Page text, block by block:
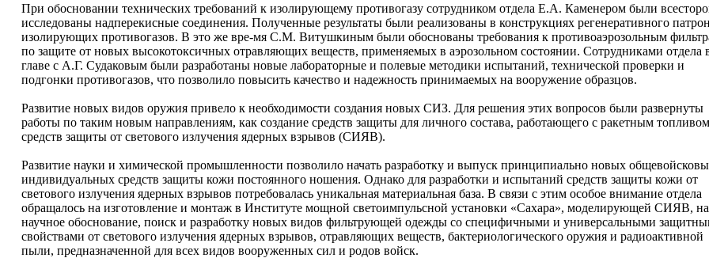
При обосновании технических требований к изолирующему противогазу сотрудником отдела Е.А. Каменером были
исследованы надперекисные соединения. Полученные результаты были реализованы в конструкциях регенеративного
изолирующих противогазов. В это же вре-мя С.М. Витушкиным были обоснованы требования к противоаэрозольным
по защите от новых высокотоксичных отравляющих веществ, применяемых в аэрозольном состоянии. Сотрудниками отдела
главе с А.Г. Судаковым были разработаны новые лабораторные и полевые методики испытаний, технической проверки и
подгонки противогазов, что позволило повысить качество и надежность принимаемых на вооружение образцов.
Развитие новых видов оружия привело к необходимости создания новых СИЗ. Для решения этих вопросов были развернуты
работы по таким новым направлениям, как создание средств защиты для личного состава, работающего с ракетным
средств защиты от светового излучения ядерных взрывов (СИЯВ).
Развитие науки и химической промышленности позволило начать разработку и выпуск принципиально новых
индивидуальных средств защиты кожи постоянного ношения. Однако для разработки и испытаний средств защиты кожи от
светового излучения ядерных взрывов потребовалась уникальная материальная база. В связи с этим особое внимание отдела
обращалось на изготовление и монтаж в Институте мощной светоимпульсной установки «Сахара», моделирующей СИЯВ, на
научное обоснование, поиск и разработку новых видов фильтрующей одежды со специфичными и универсальными
свойствами от светового излучения ядерных взрывов, отравляющих веществ, бактериологического оружия и радиоактивной
пыли, предназначенной для всех видов вооруженных сил и родов войск.